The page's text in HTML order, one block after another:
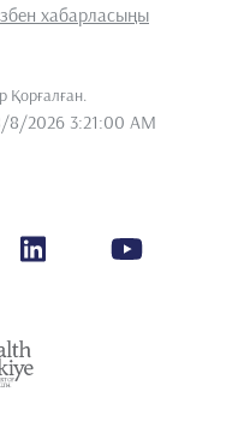
хабарласыңы
Қорғалған
8/2026 3:21:00 AM